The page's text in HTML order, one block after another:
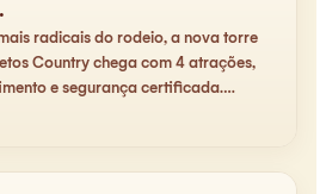
radicais do rodeio, a nova torre
Country chega com 4 atrações,
e segurança certificada.